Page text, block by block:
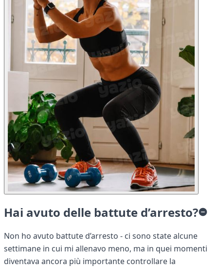
Hai avuto delle battute d’arresto?
Non ho avuto battute d’arresto - ci sono state alcune
settimane in cui mi allenavo meno, ma in quei momenti
diventava ancora più importante controllare la